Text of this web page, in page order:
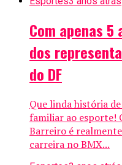
Com apenas 5
dos
do DF
Que linda história
familiar ao esporte!
Barreiro é
carreira no BMX...